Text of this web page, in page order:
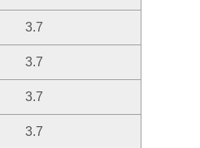
3.7
3.7
3.7
3.7